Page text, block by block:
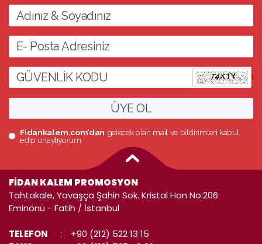
l
ÜYE OL
Fidankalem.com’dangelecek olan mail ve bildirimleri kabul
edip onaylıyorum
FİDAN KALEM PROMOSYON
Tahtakale, Yavaşça Şahin Sok. Kristal Han No:206
Eminönü - Fatih / İstanbul
TELEFON :
+90 (212) 522 13 15